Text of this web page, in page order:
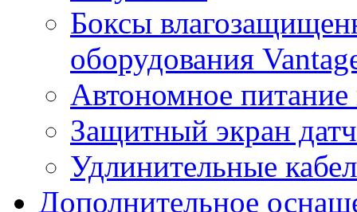
Боксы
оборудования
Автономное питание
Защитный экран
Удлинительные
Дополнительное